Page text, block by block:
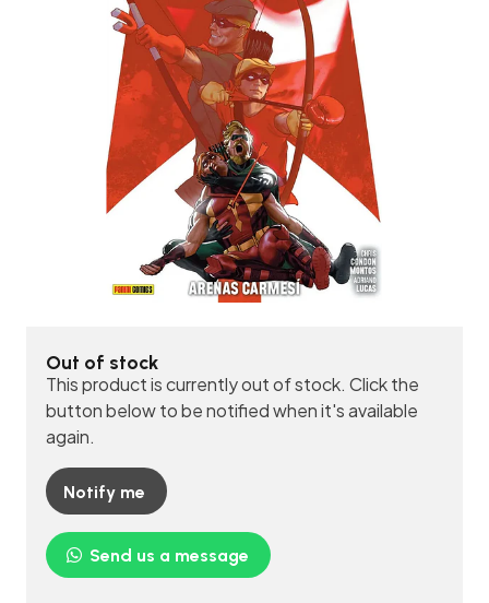
Out of stock
This product is currently out of stock. Click the
button below to be notified when it's available
again.
Notify me
Send us a message